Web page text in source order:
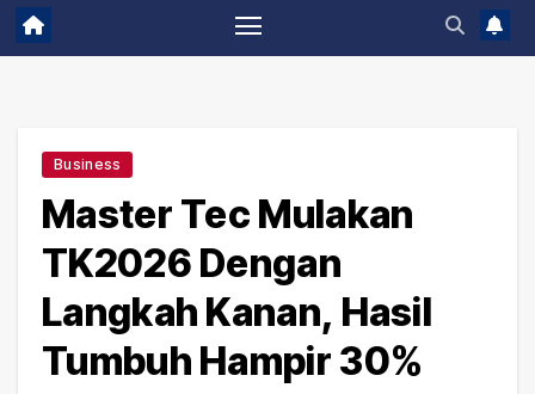
Business
Master Tec Mulakan
TK2026 Dengan
Langkah Kanan, Hasil
Tumbuh Hampir 30%